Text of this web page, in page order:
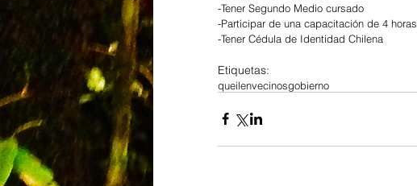
-Tener Segundo Medio cursado
-Participar de una capacitación de 4 horas
-Tener Cédula de Identidad Chilena
Etiquetas:
queilenvecinosgobierno